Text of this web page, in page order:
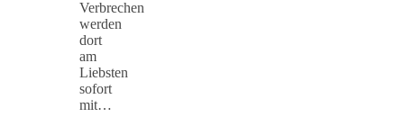
Verbrechen
werden
dort
am
Liebsten
sofort
mit…